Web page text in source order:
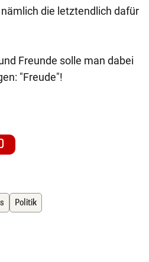
die letztendlich dafür
Freunde solle man dabei
"Freude"!
Politik